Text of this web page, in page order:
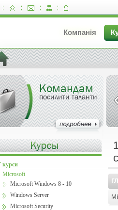
Компанія
Командам
посилити таланти
курси
Microsoft
Microsoft Windows 8 - 10
Windows Server
Microsoft Security